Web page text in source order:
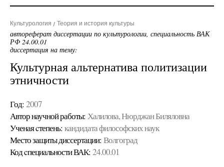
Культурология Теория и история культуры
автореферат диссертации по культурологии, специальность ВАК
РФ 24.00.01
диссертация на тему:
Культурная альтернатива политизации
этничности
Год: 2007
Автор научной работы: Халилова, Нюрджан Биляловна
Ученая cтепень: кандидата философских наук
Место защиты диссертации: Волгоград
Код cпециальности ВАК: 24.00.01